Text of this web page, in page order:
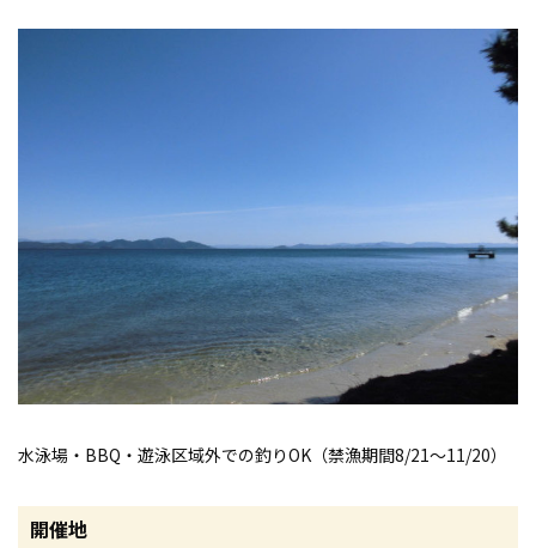
水泳場・BBQ・遊泳区域外での釣りOK（禁漁期間8/21～11/20）
開催地